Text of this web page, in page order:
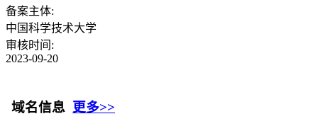
备案主体:
中国科学技术大学
审核时间:
2023-09-20
域名信息 更多>>